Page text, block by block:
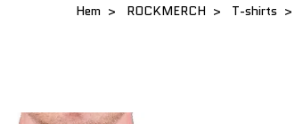
Hem ROCKMERCH T-shirts